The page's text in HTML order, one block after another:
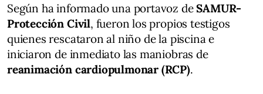
Según ha informado una portavoz deSAMUR-
Protección Civil, fueron los propios testigos
quienes rescataron al niño de la piscina e
iniciaron de inmediato las maniobras de
reanimación cardiopulmonar (RCP).